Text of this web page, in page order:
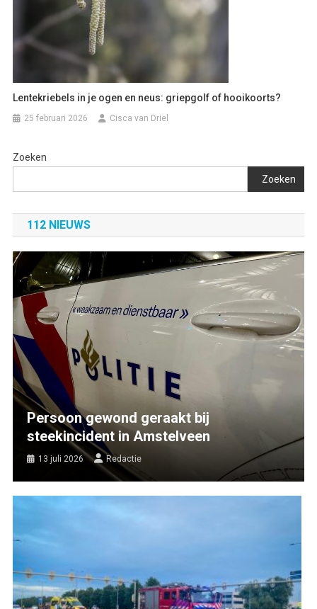
Lentekriebels in je ogen en neus: griepgolf of hooikoorts?
25 februari 2026 Cisca van Driel
Zoeken
Zoeken
112 NIEUWS
Persoon gewond geraakt bij
steekincident in Amstelveen
13 juli 2026 Redactie